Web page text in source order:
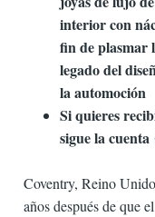
interior con
fin de plasmar
legado del
la automoción
Si quieres
sigue la
Coventry, Reino
años después de que